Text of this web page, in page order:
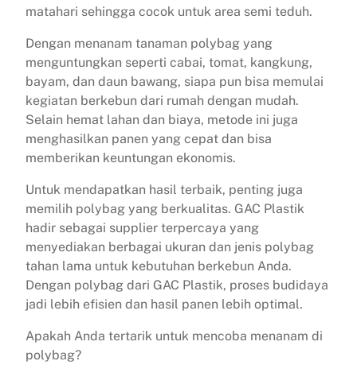
matahari sehingga cocok untuk area semi teduh.
Dengan menanam tanaman polybag yang
menguntungkan seperti cabai, tomat, kangkung,
bayam, dan daun bawang, siapa pun bisa memulai
kegiatan berkebun dari rumah dengan mudah.
Selain hemat lahan dan biaya, metode ini juga
menghasilkan panen yang cepat dan bisa
memberikan keuntungan ekonomis.
Untuk mendapatkan hasil terbaik, penting juga
memilih polybag yang berkualitas. GAC Plastik
hadir sebagai supplier terpercaya yang
menyediakan berbagai ukuran dan jenis polybag
tahan lama untuk kebutuhan berkebun Anda.
Dengan polybag dari GAC Plastik, proses budidaya
jadi lebih efisien dan hasil panen lebih optimal.
Apakah Anda tertarik untuk mencoba menanam di
polybag?